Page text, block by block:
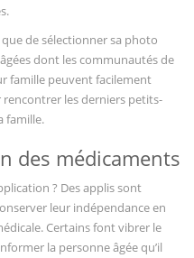
de sélectionner sa photo
dont les communautés de
famille peuvent facilement
les derniers petits-
famille.
des médicaments
? Des applis sont
leur indépendance en
Certains font vibrer le
la personne âgée qu’il